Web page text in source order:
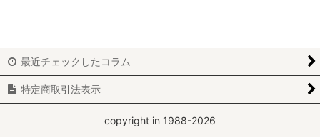
最近チェックしたコラム
特定商取引法表示
copyright in 1988-2026